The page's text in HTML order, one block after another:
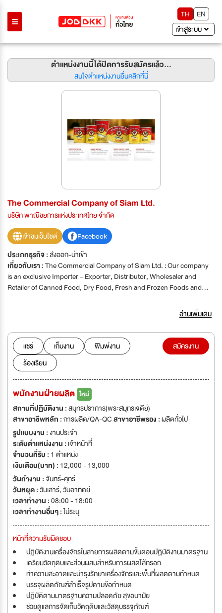
TH
EN
เข้าสู่ระบบ
ตำแหน่งงานนี้ได้ปิดการรับสมัครแล้ว...
สนใจตำแหน่งงานอื่นคลิกที่นี่
The Commercial Company of Siam Ltd.
บริษัท พาณิชยการแห่งประเทศไทย จำกัด
เข้าชมเว็บไซต์
Facebook
ประเภทธุรกิจ :ส่งออก-นำเข้า
เกี่ยวกับเรา :The Commercial Company of Siam Ltd. : Our company
is an exclusive Importer – Exporter, Distributor, Wholesaler and
Retailer of Canned Food, Dry Food, Fresh and Frozen Foods and
อ่านเพิ่มเติม
แชร์ เก็บงาน
พิมพ์งาน
ร้องเรียน
สมัครงาน
พนักงานฝ่ายผลิต ใหม่
สถานที่ปฏิบัติงาน :สมุทรปราการ(พระสมุทรเจดีย์)
สาขาอาชีพหลัก :การผลิต/QA-QCสาขาอาชีพรอง :ผลิตทั่วไป
รูปแบบงาน :งานประจำ
ระดับตำแหน่งงาน : เจ้าหน้าที่
จำนวนที่รับ : 1 ตำแหน่ง
เงินเดือน(บาท) : 12,000 - 13,000
วันทำงาน :จันทร์-ศุกร์
วันหยุด :วันเสาร์,วันอาทิตย์
เวลาทำงาน :08:00 - 18:00
เวลาทำงานอื่นๆ :ไม่ระบุ
หน้าที่ความรับผิดชอบ
ปฏิบัติงานเครื่องจักรในสายการผลิตตามขั้นตอนปฏิบัติงานมาตรฐาน
เตรียมวัตถุดิบและส่วนผสมสำหรับการผลิตไส้กรอก
ทำความสะอาดและบำรุงรักษาเครื่องจักรและพื้นที่ผลิตตามกำหนด
บรรจุผลิตภัณฑ์สำเร็จรูปตามข้อกำหนด
ปฏิบัติตามมาตรฐานความปลอดภัย สุขอนามัย
ช่วยดูแลการจัดเก็บวัตถุดิบและวัสดุบรรจุภัณฑ์